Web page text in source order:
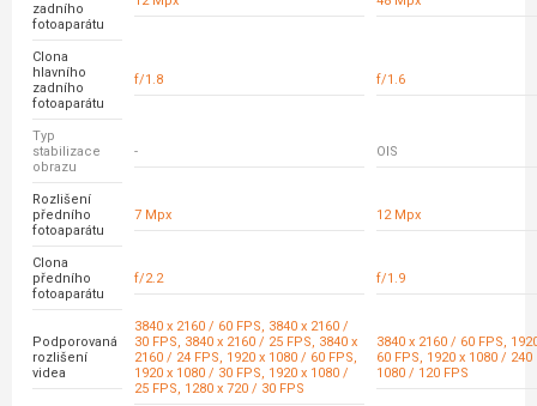
zadního
fotoaparátu
Clona
hlavního
zadního
fotoaparátu
f/1.8 f/1.6
Typ
stabilizace
obrazu
- OIS
Rozlišení
předního
fotoaparátu
7 Mpx 12 Mpx
Clona
předního
fotoaparátu
f/2.2 f/1.9
Podporovaná
rozlišení
videa
3840 x 2160 / 60 FPS, 3840 x 2160 /
30 FPS, 3840 x 2160 / 25 FPS, 3840 x
2160 / 24 FPS, 1920 x 1080 / 60 FPS,
1920 x 1080 / 30 FPS, 1920 x 1080 /
25 FPS, 1280 x 720 / 30 FPS
3840 x 2160 / 60 FPS,
60 FPS, 1920 x 1080 / 240
1080 / 120 FPS